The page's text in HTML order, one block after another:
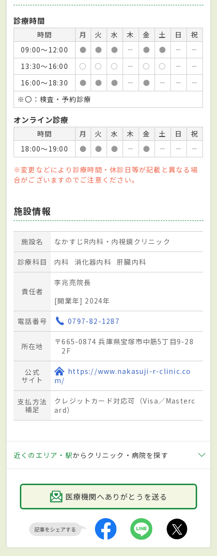
診療時間
時間 月 火 水 木 金 土 日
祝
09:00～12:00
● ● ● － ● ● －
－
13:30～16:00
○ ○ ○ － ○ ○ －
－
16:00～18:30
● ● ● － ● － －
－
※〇：検査・予約診療
オンライン診療
時間 月 火 水 木 金 土 日
祝
18:00～19:00
● ● ● － ● － － －
※変更などにより診療時間・休診日等が記載と異なる場
合がございますのでご注意ください。
施設情報
施設名 なかすじR内科・内視鏡クリニック
診療科目 内科 消化器内科 肝臓内科
責任者
李兆亮院長
[開業年] 2024年
電話番号 0797-82-1287
所在地
〒665-0874 兵庫県宝塚市中筋5丁目9-28
2F
公式
サイト
https://www.nakasuji-r-clinic.co
m/
支払方法
補足
クレジットカード対応可（Visa／Masterc
ard）
近くのエリア・駅からクリニック・病院を探す
医療機関へありがとうを送る